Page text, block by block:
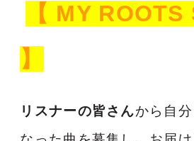
【 MY
】
リスナーの皆さんから自